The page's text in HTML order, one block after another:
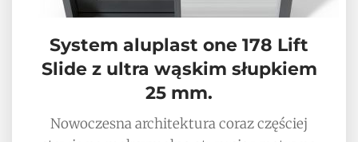
System aluplast one 178 Lift
Slide z ultra wąskim słupkiem
25 mm.
Nowoczesna architektura coraz częściej